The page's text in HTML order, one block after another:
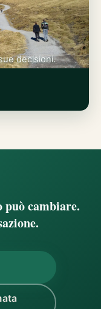
decisioni.
cambiare.